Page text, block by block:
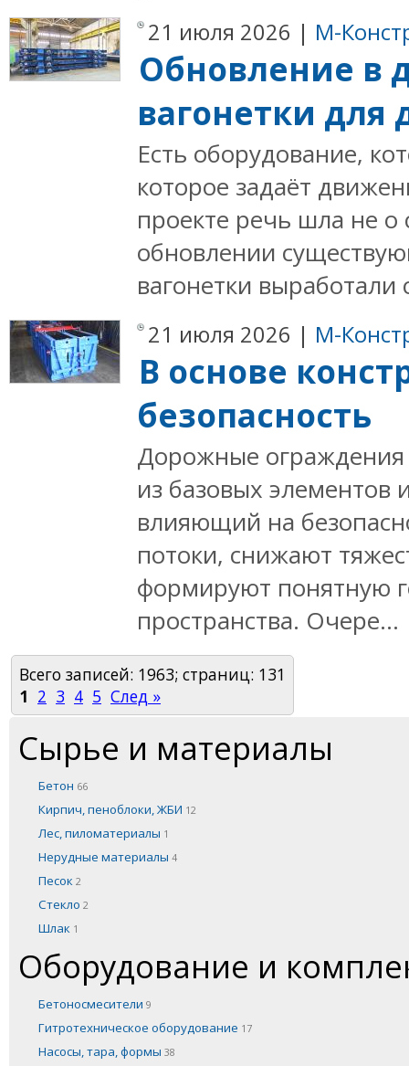
21 июля 2026 | М-
Обновление в
вагонетки
Есть оборудование,
которое задаёт
проекте речь шла не
обновлении
вагонетки выработали
21 июля 2026 | М-
В основе
безопасность
Дорожные
из базовых
влияющий на
потоки, снижают
формируют понятную
пространства. Очере...
Всего записей: 1963; страниц: 131
1 2 3 4 5 След »
Сырье и материалы
Бетон 66
Кирпич, пеноблоки, ЖБИ 12
Лес, пиломатериалы 1
Нерудные материалы 4
Песок 2
Стекло 2
Шлак 1
Оборудование и
Бетоносмесители 9
Гитротехническое оборудование 17
Насосы, тара, формы 38